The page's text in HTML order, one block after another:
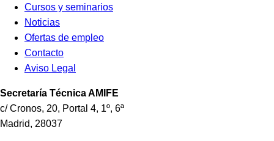
Cursos y seminarios
Noticias
Ofertas de empleo
Contacto
Aviso Legal
Secretaría TécnicaAMIFE
c/ Cronos, 20, Portal 4, 1º, 6ª
Madrid, 28037